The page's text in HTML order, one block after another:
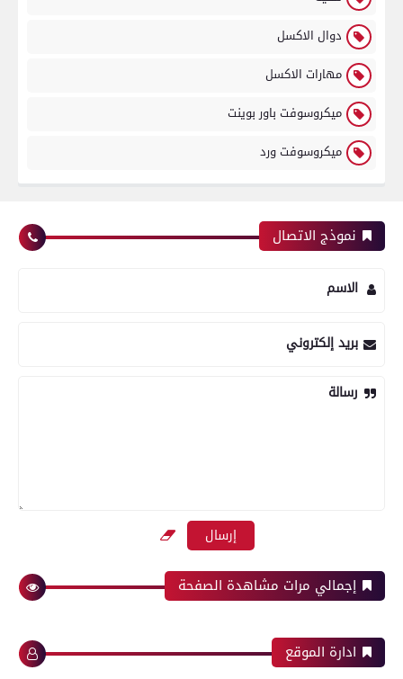
دوال الاكسل
مهارات الاكسل
ميكروسوفت باور بوينت
ميكروسوفت ورد
نموذج الاتصال
الاسم
بريد إلكتروني
رسالة
إجمالي مرات مشاهدة الصفحة
ادارة الموقع